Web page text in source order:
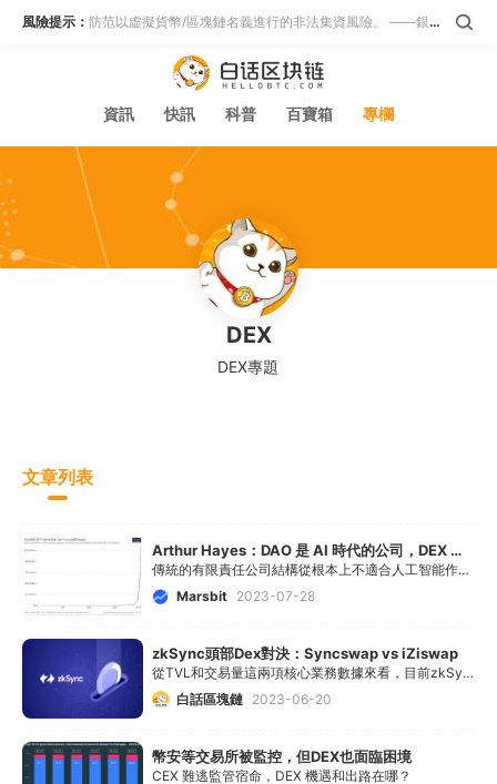
風險提示： 防范以虛擬貨幣/區塊鏈名義進行的非法集資風險。 ——銀保監會等五部門
資訊 快訊 科普 百寶箱 專欄
DEX
DEX專題
文章列表
Arthur Hayes：DAO 是 AI 時代的公司，DEX 是 AI 時代的金融市場
傳統的有限責任公司結構從根本上不適合人工智能作為經濟實體？<br /> <br />
Marsbit 2023-07-28
zkSync頭部Dex對決：Syncswap vs iZiswap
從TVL和交易量這兩項核心業務數據來看，目前zkSync第一梯隊的Dexs是SyncSwap和iZiswap兩家，未來的頭部Dex最有可能從這兩家中誕生。
白話區塊鏈 2023-06-20
幣安等交易所被監控，但DEX也面臨困境
CEX 難逃監管宿命，DEX 機遇和出路在哪？